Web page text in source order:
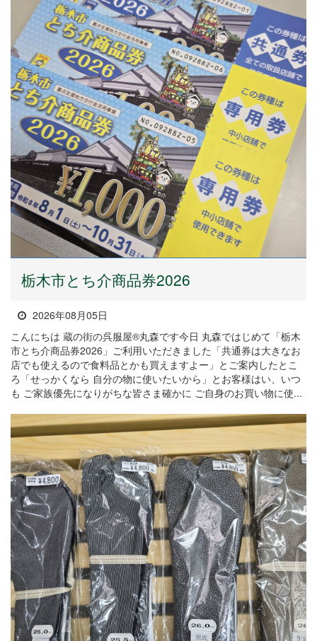
栃木市とち介商品券2026
2026年08月05日
こんにちは 蔵の街の呉服屋®丸森です今日 丸森ではじめて「栃木
市とち介商品券2026」ご利用いただきました「共通券は大きなお
店でも使えるので食料品とかも買えますよー」とご案内したとこ
ろ「せっかくなら 自分の物に使いたいから」とお客様はい、いつ
も ご家族優先になりがちな皆さま確かに ご自身のお買い物に使...